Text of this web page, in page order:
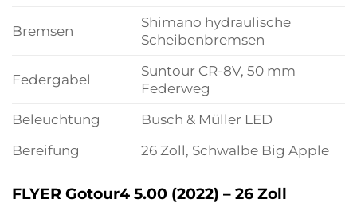
Bremsen
Shimano hydraulische
Scheibenbremsen
Federgabel
Suntour CR-8V, 50 mm
Federweg
Beleuchtung
Busch & Müller LED
Bereifung
26 Zoll, Schwalbe Big Apple
FLYER Gotour4 5.00 (2022) – 26 Zoll